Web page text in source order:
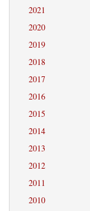
2021
2020
2019
2018
2017
2016
2015
2014
2013
2012
2011
2010